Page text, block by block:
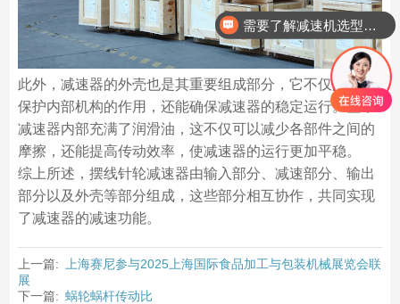
此外，减速器的外壳也是其重要组成部分，它不仅起到了
保护内部机构的作用，还能确保减速器的稳定运行。整个
减速器内部充满了润滑油，这不仅可以减少各部件之间的
摩擦，还能提高传动效率，使减速器的运行更加平稳。
综上所述，摆线针轮减速器由输入部分、减速部分、输出
部分以及外壳等部分组成，这些部分相互协作，共同实现
了减速器的减速功能。
上一篇:
上海赛尼参与2025上海国际食品加工与包装机械展览会联
展
下一篇: 蜗轮蜗杆传动比